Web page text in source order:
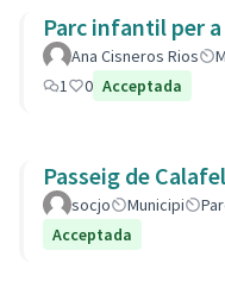
Parc infantil per
Ana Cisneros Rios
1
0 Acceptada
Passeig de
socjo Municipi
Acceptada